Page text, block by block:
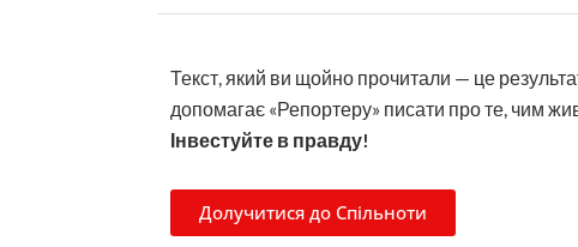
Текст, який ви щойно прочитали — це
допомагає «Репортеру» писати про те, чим
Інвестуйте в правду!
Долучитися до Спільноти